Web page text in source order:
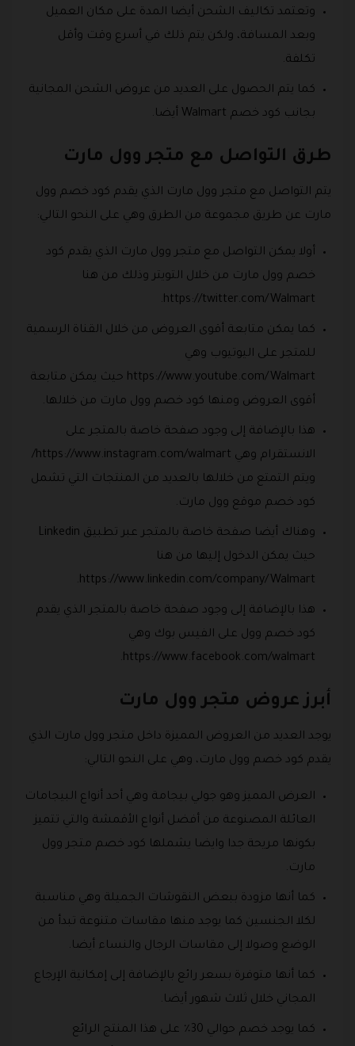
وتعتمد تكاليف الشحن أيضا المدة على مكان العميل
وبعد المسافة، ولكن يتم ذلك في أسرع وقت وأقل
تكلفة.
كما يتم الحصول على العديد من عروض الشحن المجانية
بجانب كود خصم Walmart أيضا.
طرق التواصل مع متجر وول مارت
يتم التواصل مع متجر وول مارت الذي يقدم كود خصم وول
مارت عن طريق مجموعة من الطرق وهي على النحو التالي:
أولا يمكن التواصل مع متجر وول مارت الذي يقدم كود
خصم وول مارت من خلال التويتر وذلك من هنا
https://twitter.com/Walmart.
كما يمكن متابعة أقوى العروض من خلال القناة الرسمية
للمتجر على اليوتيوب وهي
https://www.youtube.com/Walmart حيث يمكن متابعة
أقوى العروض ومنها كود خصم وول مارت من خلالها.
هذا بالإضافة إلى وجود صفحة خاصة بالمتجر على
الانستقرام وهي https://www.instagram.com/walmart/
ويتم التمتع من خلالها بالعديد من المنتجات التي تشمل
كود خصم موقع وول مارت.
وهناك أيضا صفحة خاصة بالمتجر عبر تطبيق Linkedin
حيث يمكن الدخول إليها من هنا
https://www.linkedin.com/company/Walmart.
هذا بالإضافة إلى وجود صفحة خاصة بالمتجر الذي يقدم
كود خصم وول على الفيس بوك وهي
https://www.facebook.com/walmart.
أبرز عروض متجر وول مارت
يوجد العديد من العروض المميزة داخل متجر وول مارت الذي
يقدم كود خصم وول مارت، وهي على النحو التالي:
العرض المميز وهو جولي بيجامة وهي أحد أنواع البيجامات
العائلة المصنوعة من أفضل أنواع الأقمشة والتي تتميز
بكونها مريحة جدا وايضا يشملها كود خصم متجر وول
مارت.
كما أنها مزودة ببعض النقوشات الجميلة وهي مناسبة
لكلا الجنسين كما يوجد منها مقاسات متنوعة تبدأ من
الوضع وصولا إلى مقاسات الرجال والنساء أيضا.
كما أنها متوفرة بسعر رائع بالإضافة إلى إمكانية الإرجاع
المجاني خلال ثلاث شهور أيضا.
كما يوجد خصم حوالي 30٪ على هذا المنتج الرائع